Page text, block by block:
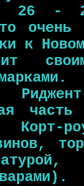
26 -
к
Корт-